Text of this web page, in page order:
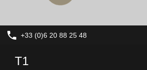
+33 (0)6 20 88 25 48
T1